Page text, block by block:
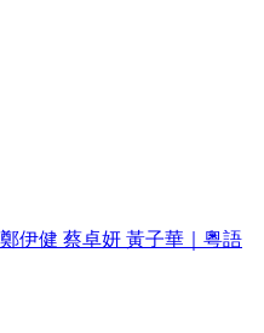
鄭伊健 蔡卓妍 黃子華｜粵語